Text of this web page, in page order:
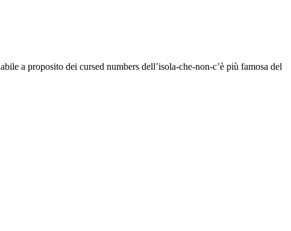
a proposito dei cursed numbers dell’isola-che-non-c’è più famosa del